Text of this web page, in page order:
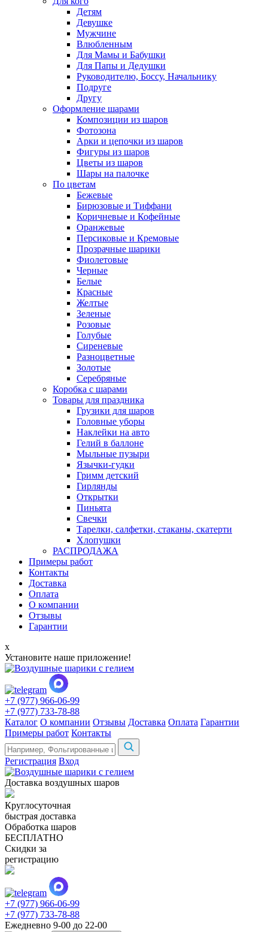
Детям
Девушке
Мужчине
Влюбленным
Для Мамы и Бабушки
Для Папы и Дедушки
Руководителю, Боссу, Начальнику
Подруге
Другу
Оформление шарами
Композиции из шаров
Фотозона
Арки и цепочки из шаров
Фигуры из шаров
Цветы из шаров
Шары на палочке
По цветам
Бежевые
Бирюзовые и Тиффани
Коричневые и Кофейные
Оранжевые
Персиковые и Кремовые
Прозрачные шарики
Фиолетовые
Черные
Белые
Красные
Желтые
Зеленые
Розовые
Голубые
Сиреневые
Разноцветные
Золотые
Серебряные
Коробка с шарами
Товары для праздника
Грузики для шаров
Головные уборы
Наклейки на авто
Гелий в баллоне
Мыльные пузыри
Язычки-гудки
Гримм детский
Гирлянды
Открытки
Пиньята
Свечки
Тарелки, салфетки, стаканы, скатерти
Хлопушки
РАСПРОДАЖА
Примеры работ
Контакты
Доставка
Оплата
О компании
Отзывы
Гарантии
x
Установите наше приложение!
+7 (977) 966-06-99
+7 (977) 733-78-88
Каталог О компании Отзывы Доставка Оплата Гарантии
Примеры работ Контакты
Регистрация Вход
Доставка воздушных шаров
Круглосуточная
быстрая доставка
Обработка шаров
БЕСПЛАТНО
Скидки за
регистрацию
+7 (977) 966-06-99
+7 (977) 733-78-88
Ежедневно 9-00 до 22-00